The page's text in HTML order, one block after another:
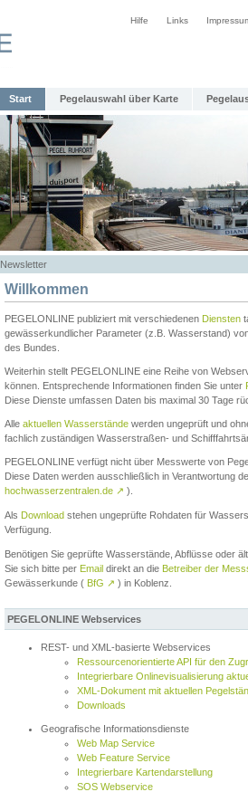
Hilfe Links
Start Pegelauswahl über Karte
Newsletter
Willkommen
PEGELONLINE publiziert mit verschiedenen Diensten
gewässerkundlicher Parameter (z.B. Wasserstand)
des Bundes.
Weiterhin stellt PEGELONLINE eine Reihe von
können. Entsprechende Informationen finden Sie unter
Diese Dienste umfassen Daten bis maximal 30 Tage
Alle aktuellen Wasserstände werden ungeprüft und
fachlich zuständigen Wasserstraßen- und
PEGELONLINE verfügt nicht über Messwerte von
Diese Daten werden ausschließlich in Verantwortung
hochwasserzentralen.de ↗ ).
Als Download stehen ungeprüfte Rohdaten für
Verfügung.
Benötigen Sie geprüfte Wasserstände, Abflüsse oder
Sie sich bitte per Email direkt an die Betreiber der
Gewässerkunde ( BfG ↗ ) in Koblenz.
PEGELONLINE Webservices
REST- und XML-basierte Webservices
Ressourcenorientierte API für den
Integrierbare Onlinevisualisierung
XML-Dokument mit aktuellen
Downloads
Geografische Informationsdienste
Web Map Service
Web Feature Service
Integrierbare Kartendarstellung
SOS Webservice